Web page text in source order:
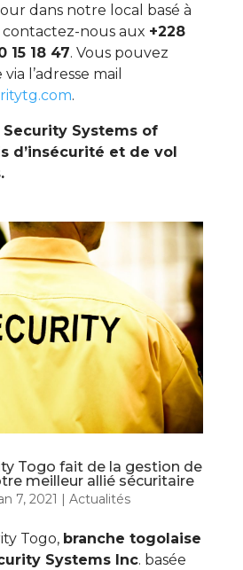
dans notre local basé à
nous aux +228
15 18 47. Vous pouvez
l’adresse mail
.
Systems of
d’insécurité et de vol
Togo fait de la gestion de
meilleur allié sécuritaire
7, 2021 | Actualités
Togo, branche togolaise
Systems Inc. basée